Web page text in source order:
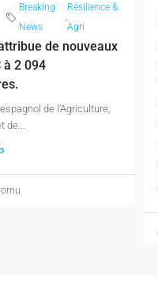
Breaking
News
,
Résilience &
Agri
de nouveaux
à 2 094
de l’Agriculture,